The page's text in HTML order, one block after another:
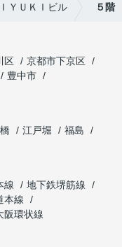
ＹＵＫＩビル ５階
区
京都市下京区
豊中市
江戸堀
福島
線
地下鉄堺筋線
本線
阪環状線